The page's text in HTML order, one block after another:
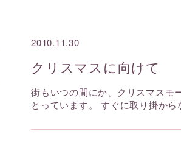
2010.11.30
クリスマスに向けて
街もいつの間にか、クリスマスモ
とっています。 すぐに取り掛か